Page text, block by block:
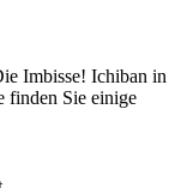
Imbisse! Ichiban in
finden Sie einige